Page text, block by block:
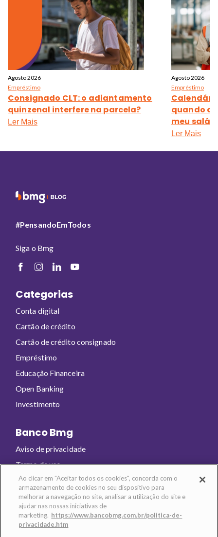
Agosto 2026
Empréstimo
Consignado CLT: o adiantamento
quinzenal interfere na parcela?
Ler Mais
Agosto 2026
Empréstimo
quando a
meu
Ler Mais
#PensandoEmTodos
Siga o Bmg
Categorias
Conta digital
Cartão de crédito
Cartão de crédito consignado
Empréstimo
Educação Financeira
Open Banking
Investimento
Banco Bmg
Aviso de privacidade
Termo de uso
Baixe o app e abra sua conta!
Ao clicar em "Aceitar todos os cookies", concorda com o
armazenamento de cookies no seu dispositivo para
melhorar a navegação no site, analisar a utilização do site e
ajudar nas nossas iniciativas de
marketing. https://www.bancobmg.com.br/politica-de-
privacidade.htm